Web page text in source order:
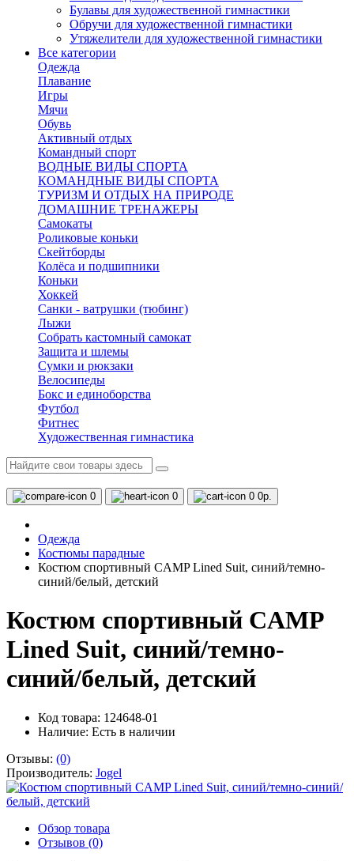
Булавы для художественной гимнастики
Обручи для художественной гимнастики
Утяжелители для художественной гимнастики
Все категории
Одежда
Плавание
Игры
Мячи
Обувь
Активный отдых
Командный спорт
ВОДНЫЕ ВИДЫ СПОРТА
КОМАНДНЫЕ ВИДЫ СПОРТА
ТУРИЗМ И ОТДЫХ НА ПРИРОДЕ
ДОМАШНИЕ ТРЕНАЖЕРЫ
Самокаты
Роликовые коньки
Скейтборды
Колёса и подшипники
Коньки
Хоккей
Санки - ватрушки (тюбинг)
Лыжи
Собрать кастомный самокат
Защита и шлемы
Сумки и рюкзаки
Велосипеды
Бокс и единоборства
Футбол
Фитнес
Художественная гимнастика
0 0 0 0р.
Одежда
Костюмы парадные
Костюм спортивный CAMP Lined Suit, синий/темно-
синий/белый, детский
Костюм спортивный CAMP
Lined Suit, синий/темно-
синий/белый, детский
Код товара: 124648-01
Наличие: Есть в наличии
Отзывы: (0)
Производитель: Jogel
Обзор товара
Отзывов (0)